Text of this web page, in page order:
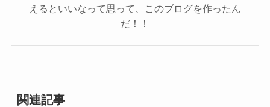
えるといいなって思って、このブログを作ったん
だ！！
関連記事